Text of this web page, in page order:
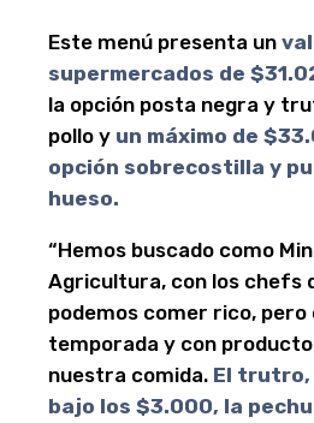
Este menú presenta un
supermercados de
la opción posta negra y
pollo y un máximo de
opción sobrecostilla y
hueso.
“Hemos buscado como
Agricultura, con los chefs
podemos comer rico, pero
temporada y con
nuestra comida. El trutro,
bajo los $3.000, la